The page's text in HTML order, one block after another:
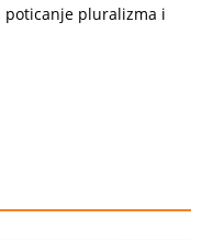
poticanje pluralizma i